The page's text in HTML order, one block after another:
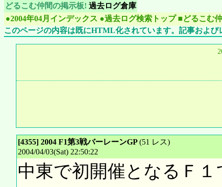
どるこむ仲間の掲示板! 過去ログ倉庫
●2004年04月インデックス ●過去ログ検索トップ ■どるこむ
このページの内容は既にHTML化されています。記事およ
[4355] 2004 F1第3戦バーレーンGP(51 レス)
2004/04/03(Sat) 22:50:22
中東で初開催となるＦ１